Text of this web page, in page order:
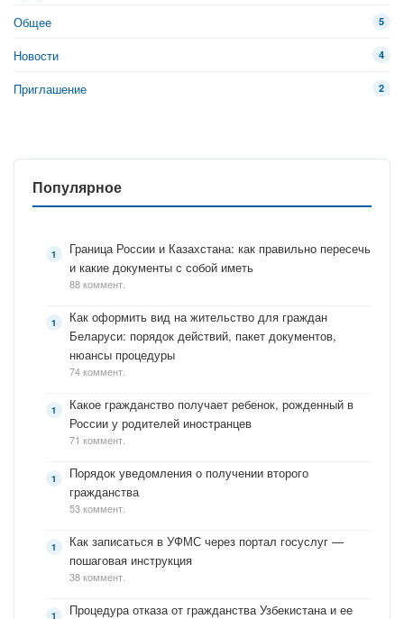
Общее 5
Новости 4
Приглашение 2
Популярное
Граница России и Казахстана: как правильно пересечь
и какие документы с собой иметь
88 коммент.
Как оформить вид на жительство для граждан
Беларуси: порядок действий, пакет документов,
нюансы процедуры
74 коммент.
Какое гражданство получает ребенок, рожденный в
России у родителей иностранцев
71 коммент.
Порядок уведомления о получении второго
гражданства
53 коммент.
Как записаться в УФМС через портал госуслуг —
пошаговая инструкция
38 коммент.
Процедура отказа от гражданства Узбекистана и ее